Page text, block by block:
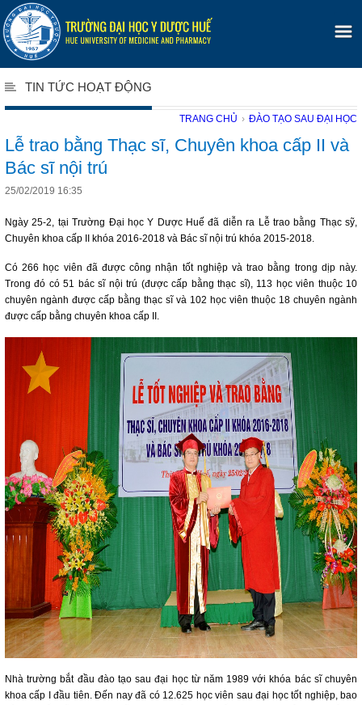
TIN TỨC HOẠT ĐỘNG
TRANG CHỦ › ĐÀO TẠO SAU ĐẠI HỌC
Lễ trao bằng Thạc sĩ, Chuyên khoa cấp II và
Bác sĩ nội trú
25/02/2019 16:35
Ngày 25-2, tại Trường Đại học Y Dược Huế đã diễn ra Lễ trao bằng Thạc sỹ,
Chuyên khoa cấp II khóa 2016-2018 và Bác sĩ nội trú khóa 2015-2018.
Có 266 học viên đã được công nhận tốt nghiệp và trao bằng trong dịp này.
Trong đó có 51 bác sĩ nội trú (được cấp bằng thạc sĩ), 113 học viên thuộc 10
chuyên ngành được cấp bằng thạc sĩ và 102 học viên thuộc 18 chuyên ngành
được cấp bằng chuyên khoa cấp II.
Nhà trường bắt đầu đào tạo sau đại học từ năm 1989 với khóa bác sĩ chuyên
khoa cấp I đầu tiên. Đến nay đã có 12.625 học viên sau đại học tốt nghiệp, bao